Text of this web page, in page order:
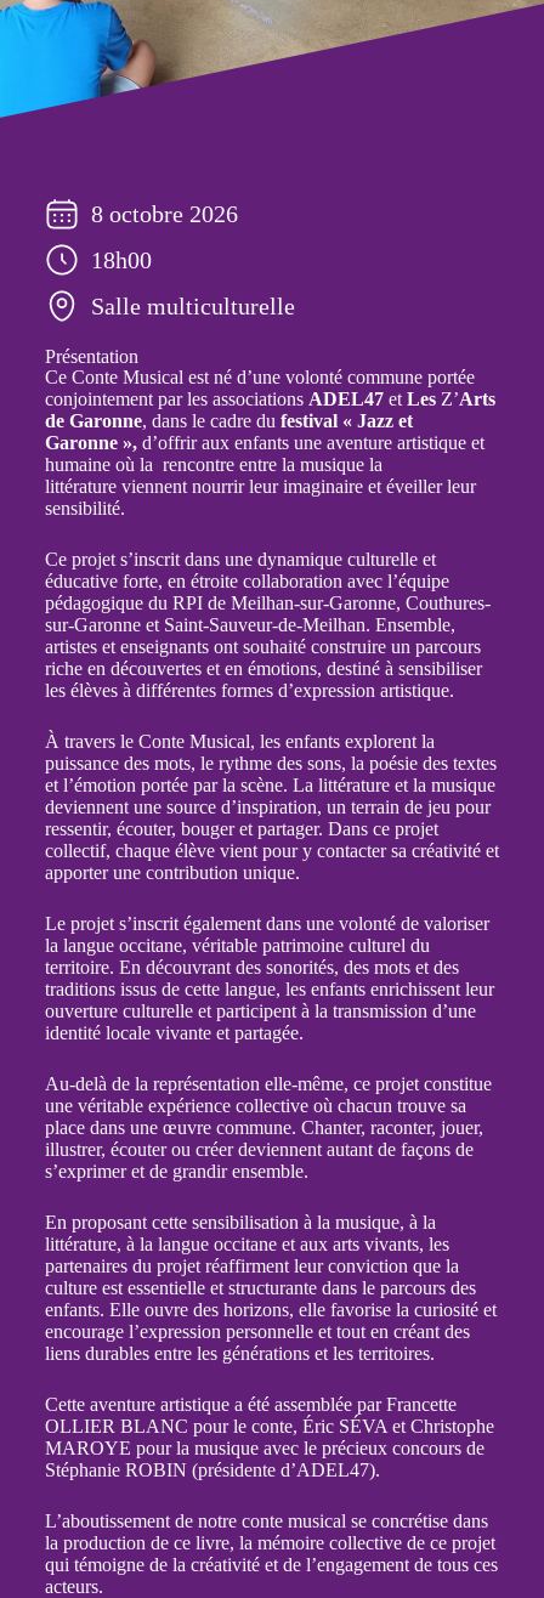
8 octobre 2026
18h00
Salle multiculturelle
Présentation
Ce Conte Musical est né d’une volonté commune portée
conjointement par les associations ADEL47et Les Z’Arts
de Garonne, dans le cadre du festival « Jazz et
Garonne », d’offrir aux enfants une aventure artistique et
humaine où la rencontre entre la musique la
littérature viennent nourrir leur imaginaire et éveiller leur
sensibilité.
Ce projet s’inscrit dans une dynamique culturelle et
éducative forte, en étroite collaboration avec l’équipe
pédagogique du RPI de Meilhan-sur-Garonne, Couthures-
sur-Garonne et Saint-Sauveur-de-Meilhan. Ensemble,
artistes et enseignants ont souhaité construire un parcours
riche en découvertes et en émotions, destiné à sensibiliser
les élèves à différentes formes d’expression artistique.
À travers le Conte Musical, les enfants explorent la
puissance des mots, le rythme des sons, la poésie des textes
et l’émotion portée par la scène. La littérature et la musique
deviennent une source d’inspiration, un terrain de jeu pour
ressentir, écouter, bouger et partager. Dans ce projet
collectif, chaque élève vient pour y contacter sa créativité et
apporter une contribution unique.
Le projet s’inscrit également dans une volonté de valoriser
la langue occitane, véritable patrimoine culturel du
territoire. En découvrant des sonorités, des mots et des
traditions issus de cette langue, les enfants enrichissent leur
ouverture culturelle et participent à la transmission d’une
identité locale vivante et partagée.
Au-delà de la représentation elle-même, ce projet constitue
une véritable expérience collective où chacun trouve sa
place dans une œuvre commune. Chanter, raconter, jouer,
illustrer, écouter ou créer deviennent autant de façons de
s’exprimer et de grandir ensemble.
En proposant cette sensibilisation à la musique, à la
littérature, à la langue occitane et aux arts vivants, les
partenaires du projet réaffirment leur conviction que la
culture est essentielle et structurante dans le parcours des
enfants. Elle ouvre des horizons, elle favorise la curiosité et
encourage l’expression personnelle et tout en créant des
liens durables entre les générations et les territoires.
Cette aventure artistique a été assemblée par Francette
OLLIER BLANC pour le conte, Éric SÉVA et Christophe
MAROYE pour la musique avec le précieux concours de
Stéphanie ROBIN (présidente d’ADEL47).
L’aboutissement de notre conte musical se concrétise dans
la production de ce livre, la mémoire collective de ce projet
qui témoigne de la créativité et de l’engagement de tous ces
acteurs.